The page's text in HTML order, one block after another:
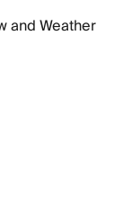
and Weather